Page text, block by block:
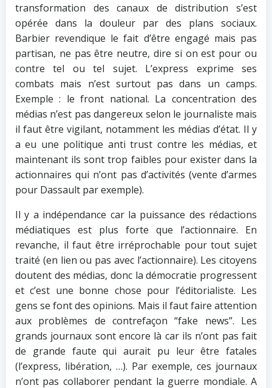
transformation des canaux de distribution s’est
opérée dans la douleur par des plans sociaux.
Barbier revendique le fait d’être engagé mais pas
partisan, ne pas être neutre, dire si on est pour ou
contre tel ou tel sujet. L’express exprime ses
combats mais n’est surtout pas dans un camps.
Exemple : le front national. La concentration des
médias n’est pas dangereux selon le journaliste mais
il faut être vigilant, notamment les médias d’état. Il y
a eu une politique anti trust contre les médias, et
maintenant ils sont trop faibles pour exister dans la
actionnaires qui n’ont pas d’activités (vente d’armes
pour Dassault par exemple).
Il y a indépendance car la puissance des rédactions
médiatiques est plus forte que l’actionnaire. En
revanche, il faut être irréprochable pour tout sujet
traité (en lien ou pas avec l’actionnaire). Les citoyens
doutent des médias, donc la démocratie progressent
et c’est une bonne chose pour l’éditorialiste. Les
gens se font des opinions. Mais il faut faire attention
aux problèmes de contrefaçon “fake news”. Les
grands journaux sont encore là car ils n’ont pas fait
de grande faute qui aurait pu leur être fatales
(l’express, libération, …). Par exemple, ces journaux
n’ont pas collaborer pendant la guerre mondiale. A